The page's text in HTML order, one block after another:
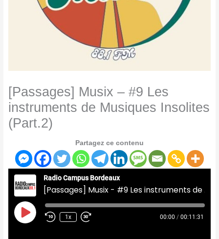
[Passages] Musix – #9 Les
instruments de Musiques Insolites
(Part.2)
Partagez ce contenu
Radio Campus Bordeaux
[Passages] Musix - #9 Les instruments de Musiques Insolites (Part.2)
Play
Episode
1x 00:00 / 00:11:31